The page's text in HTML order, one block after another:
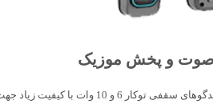
صوت و پخش موزیک
با کیفیت زیاد جهت مهمانی ها و جشن ها .